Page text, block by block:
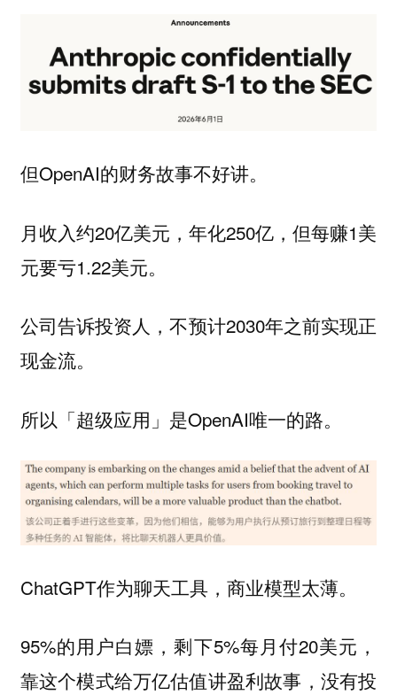
但OpenAI的财务故事不好讲。
月收入约20亿美元，年化250亿，但每赚1美
元要亏1.22美元。
公司告诉投资人，不预计2030年之前实现正
现金流。
所以「超级应用」是OpenAI唯一的路。
ChatGPT作为聊天工具，商业模型太薄。
95%的用户白嫖，剩下5%每月付20美元，
靠这个模式给万亿估值讲盈利故事，没有投